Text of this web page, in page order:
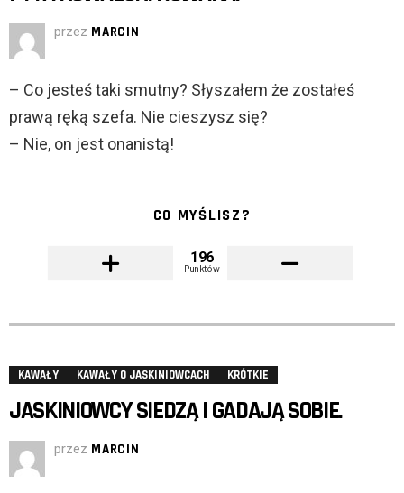
przez MARCIN
– Co jesteś taki smutny? Słyszałem że zostałeś
prawą ręką szefa. Nie cieszysz się?
– Nie, on jest onanistą!
CO MYŚLISZ?
196
Punktów
KAWAŁY KAWAŁY O JASKINIOWCACH KRÓTKIE
JASKINIOWCY SIEDZĄ I GADAJĄ SOBIE.
przez MARCIN